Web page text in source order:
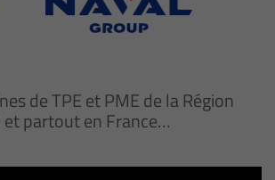
de TPE et PME de la Région
et partout en France…